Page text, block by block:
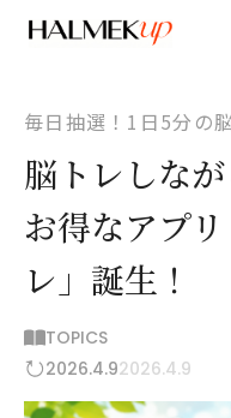
毎日抽選！1日5分の
脳トレしな
お得なアプ
レ」誕生！
TOPICS
2026.4.92026.4.9